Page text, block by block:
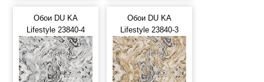
Обои DU KA
Lifestyle 23840-4
Обои DU KA
Lifestyle 23840-3